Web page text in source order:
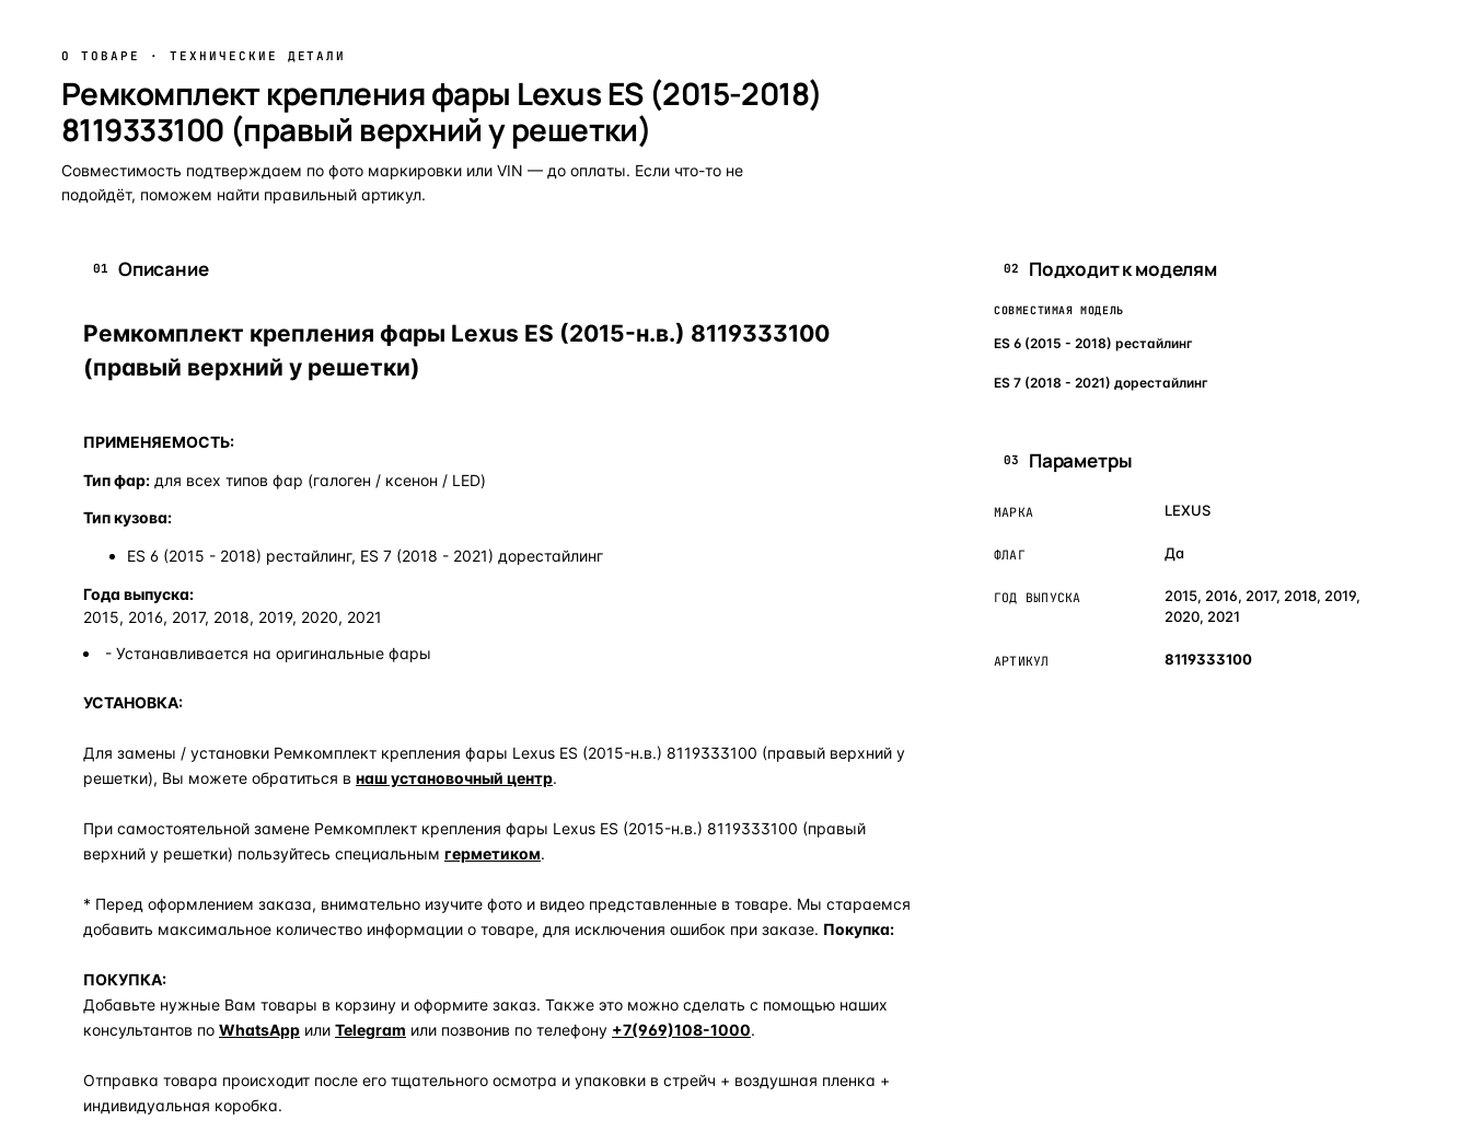
О ТОВАРЕ · ТЕХНИЧЕСКИЕ ДЕТАЛИ
Ремкомплект крепления фары Lexus ES (2015-2018)
8119333100 (правый верхний у решетки)
Совместимость подтверждаем по фото маркировки или VIN — до оплаты. Если что-то не
подойдёт, поможем найти правильный артикул.
01 Описание
Ремкомплект крепления фары Lexus ES (2015-н.в.) 8119333100
(правый верхний у решетки)
ПРИМЕНЯЕМОСТЬ:
Тип фар: для всех типов фар (галоген / ксенон / LED)
Тип кузова:
ES 6 (2015 - 2018) рестайлинг, ES 7 (2018 - 2021) дорестайлинг
Года выпуска:
2015, 2016, 2017, 2018, 2019, 2020, 2021
- Устанавливается на оригинальные фары
УСТАНОВКА:
Для замены / установки Ремкомплект крепления фары Lexus ES (2015-н.в.) 8119333100 (правый верхний у
решетки), Вы можете обратиться в наш установочный центр.
При самостоятельной замене Ремкомплект крепления фары Lexus ES (2015-н.в.) 8119333100 (правый
верхний у решетки) пользуйтесь специальным герметиком.
* Перед оформлением заказа, внимательно изучите фото и видео представленные в товаре. Мы стараемся
добавить максимальное количество информации о товаре, для исключения ошибок при заказе. Покупка:
ПОКУПКА:
Добавьте нужные Вам товары в корзину и оформите заказ. Также это можно сделать с помощью наших
консультантов по WhatsApp или Telegram или позвонив по телефону +7(969)108-1000.
Отправка товара происходит после его тщательного осмотра и упаковки в стрейч + воздушная пленка +
индивидуальная коробка.
02 Подходит к моделям
СОВМЕСТИМАЯ МОДЕЛЬ
ES 6 (2015 - 2018) рестайлинг
ES 7 (2018 - 2021) дорестайлинг
03 Параметры
МАРКА LEXUS
ФЛАГ Да
ГОД ВЫПУСКА
2015, 2016, 2017, 2018, 2019,
2020, 2021
АРТИКУЛ 8119333100